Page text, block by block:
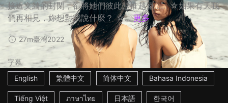
接近文綺的封閉，卻將她們彼此越推越遠…… ☆如果有天我
們再相見，妳想對我說什麼？ ☆... 更多
27m臺灣2022
字幕
English
繁體中文 简体中文 Bahasa Indonesia
Tiếng Việt ภาษาไทย 日本語 한국어